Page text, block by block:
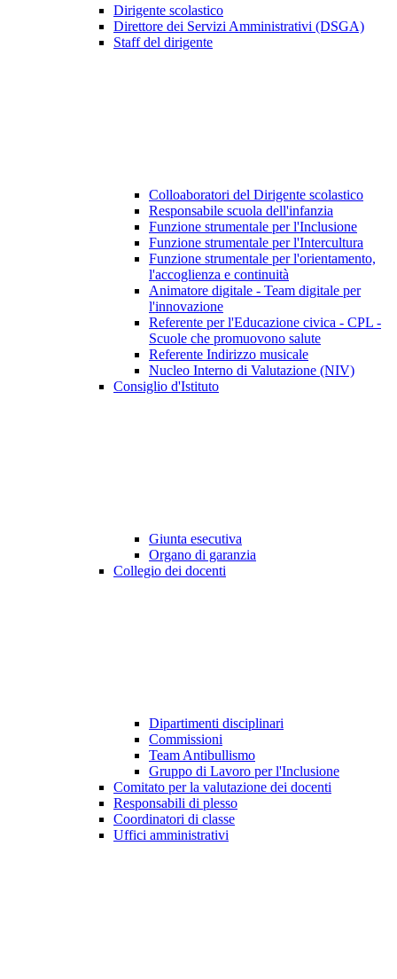
Dirigente scolastico
Direttore dei Servizi Amministrativi (DSGA)
Staff del dirigente
Colloaboratori del Dirigente scolastico
Responsabile scuola dell'infanzia
Funzione strumentale per l'Inclusione
Funzione strumentale per l'Intercultura
Funzione strumentale per l'orientamento,
l'accoglienza e continuità
Animatore digitale - Team digitale per
l'innovazione
Referente per l'Educazione civica - CPL -
Scuole che promuovono salute
Referente Indirizzo musicale
Nucleo Interno di Valutazione (NIV)
Consiglio d'Istituto
Giunta esecutiva
Organo di garanzia
Collegio dei docenti
Dipartimenti disciplinari
Commissioni
Team Antibullismo
Gruppo di Lavoro per l'Inclusione
Comitato per la valutazione dei docenti
Responsabili di plesso
Coordinatori di classe
Uffici amministrativi